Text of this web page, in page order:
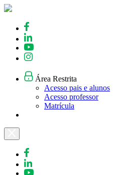
Skip
content
Área Restrita
Acesso pais e alunos
Acesso professor
Matrícula